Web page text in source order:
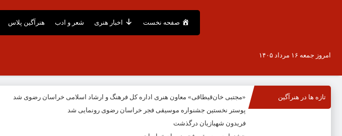
صفحه نخست اخبار هنری شعر و ادب هنرآگین پلاس
امروز جمعه ۱۶ مرداد ۱۴۰۵
تازه ها در هنرآگین
«مجتبی خان‌قیطاقی» معاون هنری اداره کل فرهنگ و ارشاد اسلامی خراسان رضوی شد
پوستر نخستین جشنواره موسیقی فجر خراسان رضوی رونمایی شد
فریدون شهبازیان درگذشت